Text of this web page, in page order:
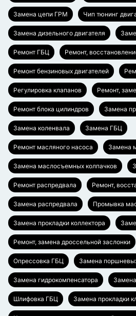
Замена цепи ГРМ Чип тюнинг
Замена дизельного двигателя
Ремонт ГБЦ Ремонт,
Ремонт бензиновых двигателей
Регулировка клапанов Ремонт,
Ремонт блока цилиндров Замена
Замена коленвала Замена ГБЦ
Ремонт масляного насоса Замена
Замена маслосъемных колпачков
Ремонт распредвала Ремонт,
Замена распредвала Промывка
Замена прокладки коллектора
Ремонт, замена дроссельной заслонки
Опрессовка ГБЦ Замена
Замена гидрокомпенсатора
Шлифовка ГБЦ Замена прокладки